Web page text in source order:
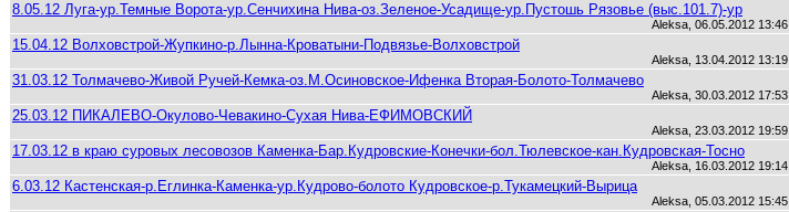
8.05.12 Луга-ур.Темные Ворота-ур.Сенчихина Нива-оз.Зеленое-Усадище-ур.Пустошь Рязовье (выс.101.7)-ур
Aleksa, 06.05.2012 13:46
15.04.12 Волховстрой-Жупкино-р.Лынна-Кроватыни-Подвязье-Волховстрой
Aleksa, 13.04.2012 13:19
31.03.12 Толмачево-Живой Ручей-Кемка-оз.М.Осиновское-Ифенка Вторая-Болото-Толмачево
Aleksa, 30.03.2012 17:53
25.03.12 ПИКАЛЕВО-Окулово-Чевакино-Сухая Нива-ЕФИМОВСКИЙ
Aleksa, 23.03.2012 19:59
17.03.12 в краю суровых лесовозов Каменка-Бар.Кудровские-Конечки-бол.Тюлевское-кан.Кудровская-Тосно
Aleksa, 16.03.2012 19:14
6.03.12 Кастенская-р.Еглинка-Каменка-ур.Кудрово-болото Кудровское-р.Тукамецкий-Вырица
Aleksa, 05.03.2012 15:45